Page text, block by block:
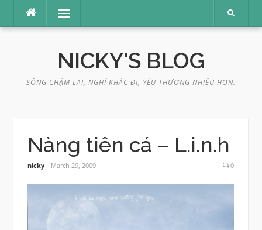
content
Menu
NICKY'S BLOG
SỐNG CHẬM LẠI, NGHĨ KHÁC ĐI, YÊU THƯƠNG NHIỀU HƠN.
Nàng tiên cá – L.i.n.h
nicky March 29, 2009 0